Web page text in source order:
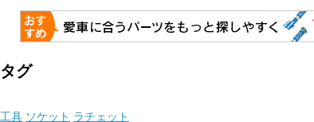
タグ
工具 ソケット ラチェット